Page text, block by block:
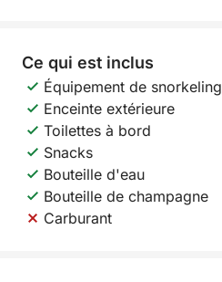
Ce qui est inclus
Équipement de snorkeling
Enceinte extérieure
Toilettes à bord
Snacks
Bouteille d'eau
Bouteille de champagne
Carburant